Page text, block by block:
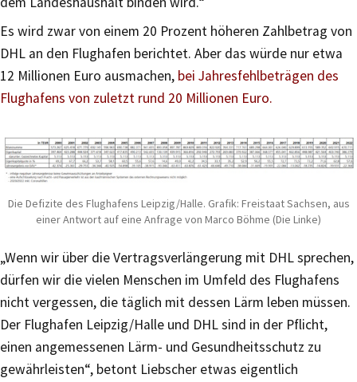
Es wird zwar von einem 20 Prozent höheren Zahlbetrag von
DHL an den Flughafen berichtet. Aber das würde nur etwa
12 Millionen Euro ausmachen, bei Jahresfehlbeträgen des
Flughafens von zuletzt rund 20 Millionen Euro.
Die Defizite des Flughafens Leipzig/Halle. Grafik: Freistaat Sachsen, aus
einer Antwort auf eine Anfrage von Marco Böhme (Die Linke)
„Wenn wir über die Vertragsverlängerung mit DHL sprechen,
dürfen wir die vielen Menschen im Umfeld des Flughafens
nicht vergessen, die täglich mit dessen Lärm leben müssen.
Der Flughafen Leipzig/Halle und DHL sind in der Pflicht,
einen angemessenen Lärm- und Gesundheitsschutz zu
gewährleisten“, betont Liebscher etwas eigentlich